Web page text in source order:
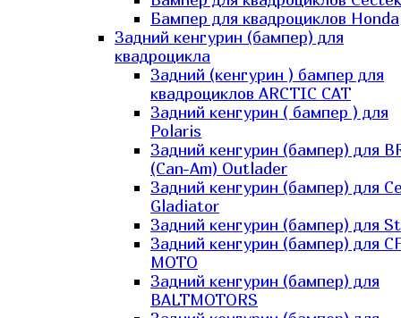
Бампер для квадроциклов Honda
Задний кенгурин (бампер) для
квадроцикла
Задний (кенгурин ) бампер для
квадроциклов ARCTIC CAT
Задний кенгурин ( бампер ) для
Polaris
Задний кенгурин (бампер) для
(Can-Am) Outlader
Задний кенгурин (бампер) для
Gladiator
Задний кенгурин (бампер) для
Задний кенгурин (бампер) для
MOTO
Задний кенгурин (бампер) для
BALTMOTORS